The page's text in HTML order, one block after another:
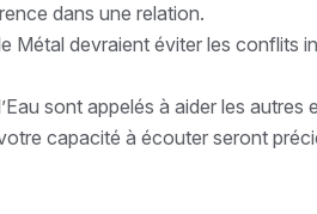
dans une relation.
Métal devraient éviter les conflits
sont appelés à aider les
capacité à écouter seront